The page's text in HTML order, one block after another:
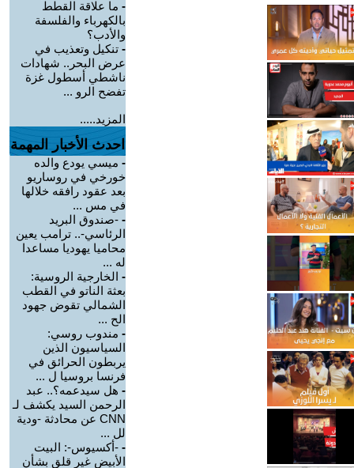
- ما علاقة القطط
بالكهرباء والفلسفة
والأدب؟
- تنكيل وتعذيب في
عرض البحر.. شهادات
ناشطي أسطول غزة
تفضح الرو ...
المزيد.....
احدث الأخبار المهمة
- ميسي يودع والده
خورخي في روساريو
بعد عقود رافقه خلالها
في مس ...
- -صندوق البريد
الرئاسي-.. ترامب يعين
محاميا يهوديا مساعدا
له ...
- الخارجية الروسية:
بعثة الناتو في القطب
الشمالي تقوض جهود
الح ...
- مندوب روسي:
السياسيون الذين
يربطون الحرائق في
فرنسا بروسيا ل ...
- هل سيدعمه؟.. عبد
الرحمن السيد يكشف لـ
CNN عن محادثة -ودية
لل ...
- -أكسيوس-: البيت
الأبيض غير قلق بشأن